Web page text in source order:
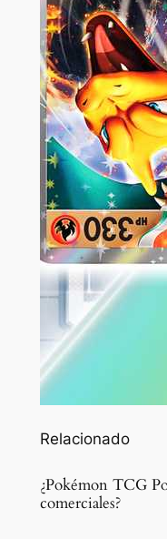
Relacionado
¿Pokémon TCG
comerciales?